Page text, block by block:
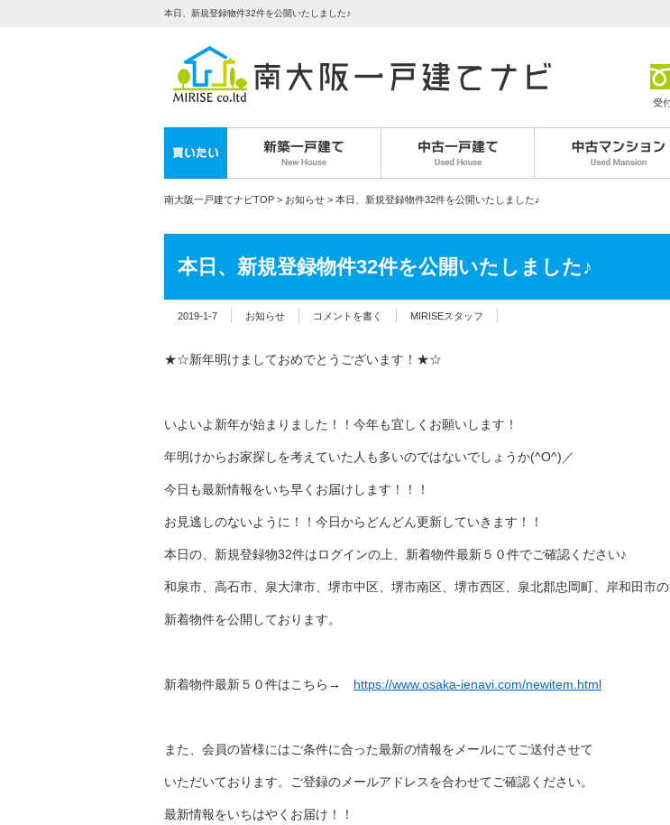
本日、新規登録物件32件を公開いたしました♪
南大阪一戸建てナビTOP > お知らせ > 本日、新規登録物件32件を公開いたしました♪
本日、新規登録物件32件を公開いたしました♪
2019-1-7 お知らせ コメントを書く MIRISEスタッフ
★☆新年明けましておめでとうございます！★☆
いよいよ新年が始まりました！！今年も宜しくお願いします！
年明けからお家探しを考えていた人も多いのではないでしょうか(^O^)／
今日も最新情報をいち早くお届けします！！！
お見逃しのないように！！今日からどんどん更新していきます！！
本日の、新規登録物32件はログインの上、新着物件最新５０件でご確認ください♪
和泉市、高石市、泉大津市、堺市中区、堺市南区、堺市西区、泉北郡忠岡町、岸和田市の
新着物件を公開しております。
新着物件最新５０件はこちら→ https://www.osaka-ienavi.com/newitem.html
また、会員の皆様にはご条件に合った最新の情報をメールにてご送付させて
いただいております。ご登録のメールアドレスを合わせてご確認ください。
最新情報をいちはやくお届け！！